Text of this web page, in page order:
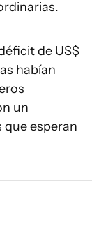
de US$
habían
un
esperan